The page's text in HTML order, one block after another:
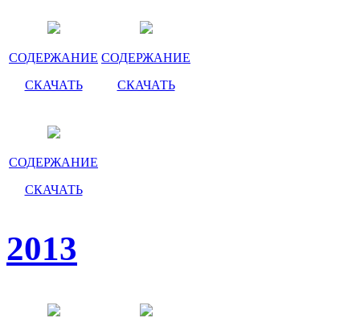
СОДЕРЖАНИЕ
СКАЧАТЬ
СОДЕРЖАНИЕ
СКАЧАТЬ
СОДЕРЖАНИЕ
СКАЧАТЬ
2013